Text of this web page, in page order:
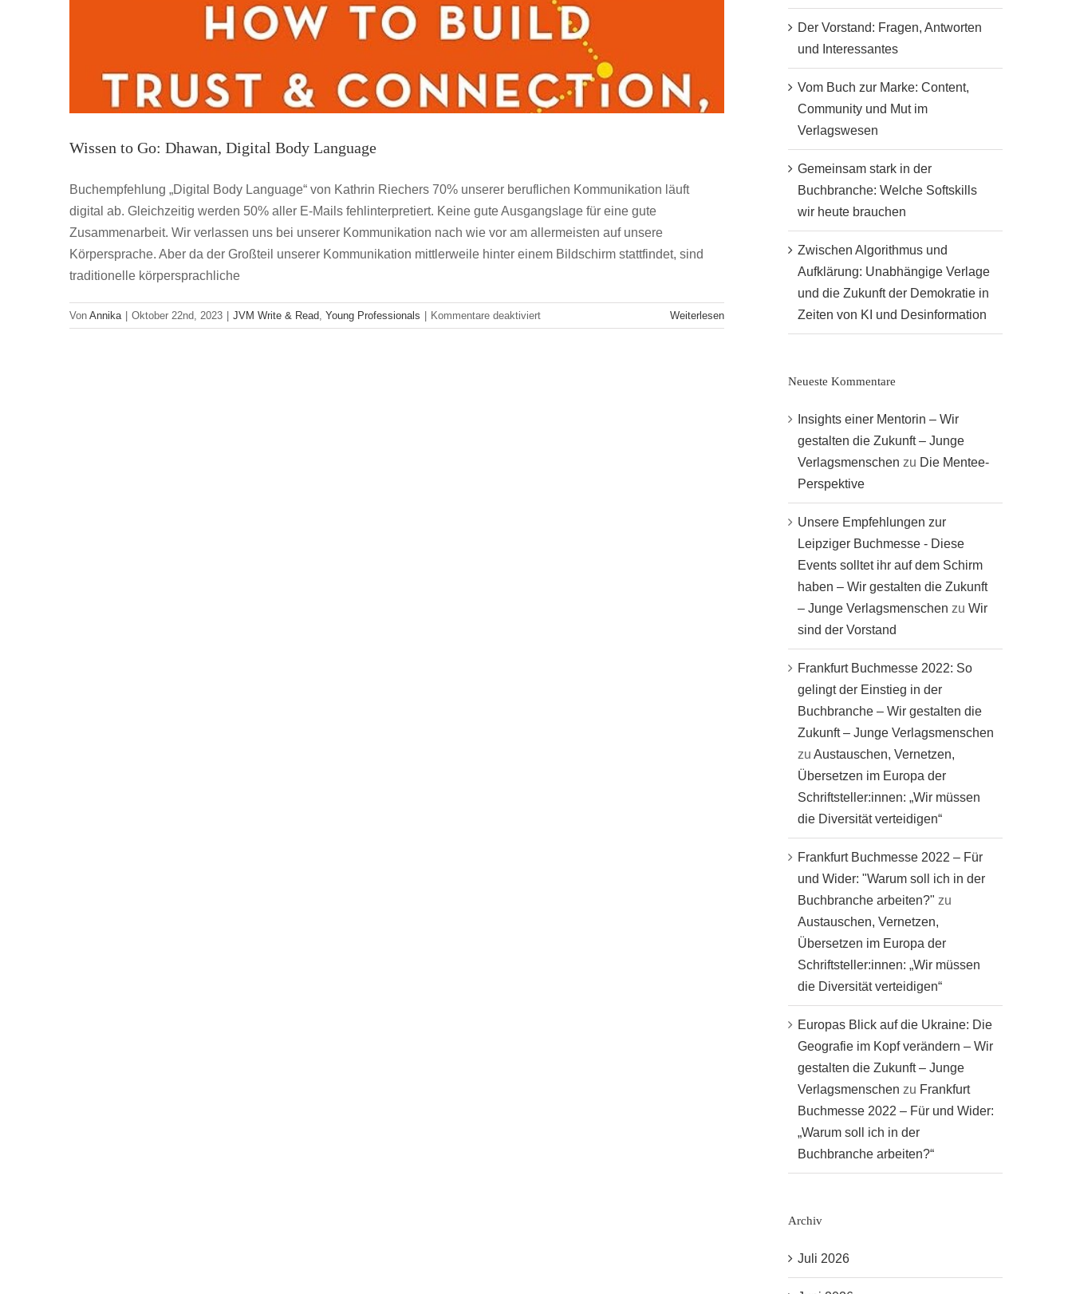
Wissen to Go: Dhawan, Digital Body Language
Buchempfehlung „Digital Body Language“ von Kathrin Riechers 70% unserer beruflichen Kommunikation läuft
digital ab. Gleichzeitig werden 50% aller E-Mails fehlinterpretiert. Keine gute Ausgangslage für eine gute
Zusammenarbeit. Wir verlassen uns bei unserer Kommunikation nach wie vor am allermeisten auf unsere
Körpersprache. Aber da der Großteil unserer Kommunikation mittlerweile hinter einem Bildschirm stattfindet, sind
traditionelle körpersprachliche
Von Annika Oktober 22nd, 2023 JVM Write & Read, Young Professionals Kommentare deaktiviertfür
Wissen
Weiterlesen
Der Vorstand: Fragen, Antworten
und Interessantes
Vom Buch zur Marke: Content,
Community und Mut im
Verlagswesen
Gemeinsam stark in der
Buchbranche: Welche Softskills
wir heute brauchen
Zwischen Algorithmus und
Aufklärung: Unabhängige Verlage
und die Zukunft der Demokratie in
Zeiten von KI und Desinformation
Neueste Kommentare
Insights einer Mentorin – Wir
gestalten die Zukunft – Junge
Verlagsmenschen zu Die Mentee-
Perspektive
Unsere Empfehlungen zur
Leipziger Buchmesse - Diese
Events solltet ihr auf dem Schirm
haben – Wir gestalten die Zukunft
– Junge Verlagsmenschen zu Wir
sind der Vorstand
Frankfurt Buchmesse 2022: So
gelingt der Einstieg in der
Buchbranche – Wir gestalten die
Zukunft – Junge Verlagsmenschen
zu Austauschen, Vernetzen,
Übersetzen im Europa der
Schriftsteller:innen: „Wir müssen
die Diversität verteidigen“
Frankfurt Buchmesse 2022 – Für
und Wider: "Warum soll ich in der
Buchbranche arbeiten?" zu
Austauschen, Vernetzen,
Übersetzen im Europa der
Schriftsteller:innen: „Wir müssen
die Diversität verteidigen“
Europas Blick auf die Ukraine: Die
Geografie im Kopf verändern – Wir
gestalten die Zukunft – Junge
Verlagsmenschen zu Frankfurt
Buchmesse 2022 – Für und Wider:
„Warum soll ich in der
Buchbranche arbeiten?“
Archiv
Juli 2026